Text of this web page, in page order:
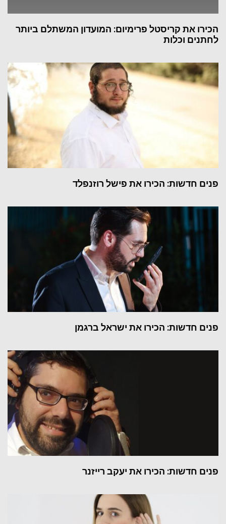
הכירו את קריסטל פרימיום: המועדון המשתלם ביותר
לחתנים וכלות
פנים חדשות: הכירו את פישל רוזנפלד
פנים חדשות: הכירו את ישראל ברגמן
פנים חדשות: הכירו את יעקב רייזנר